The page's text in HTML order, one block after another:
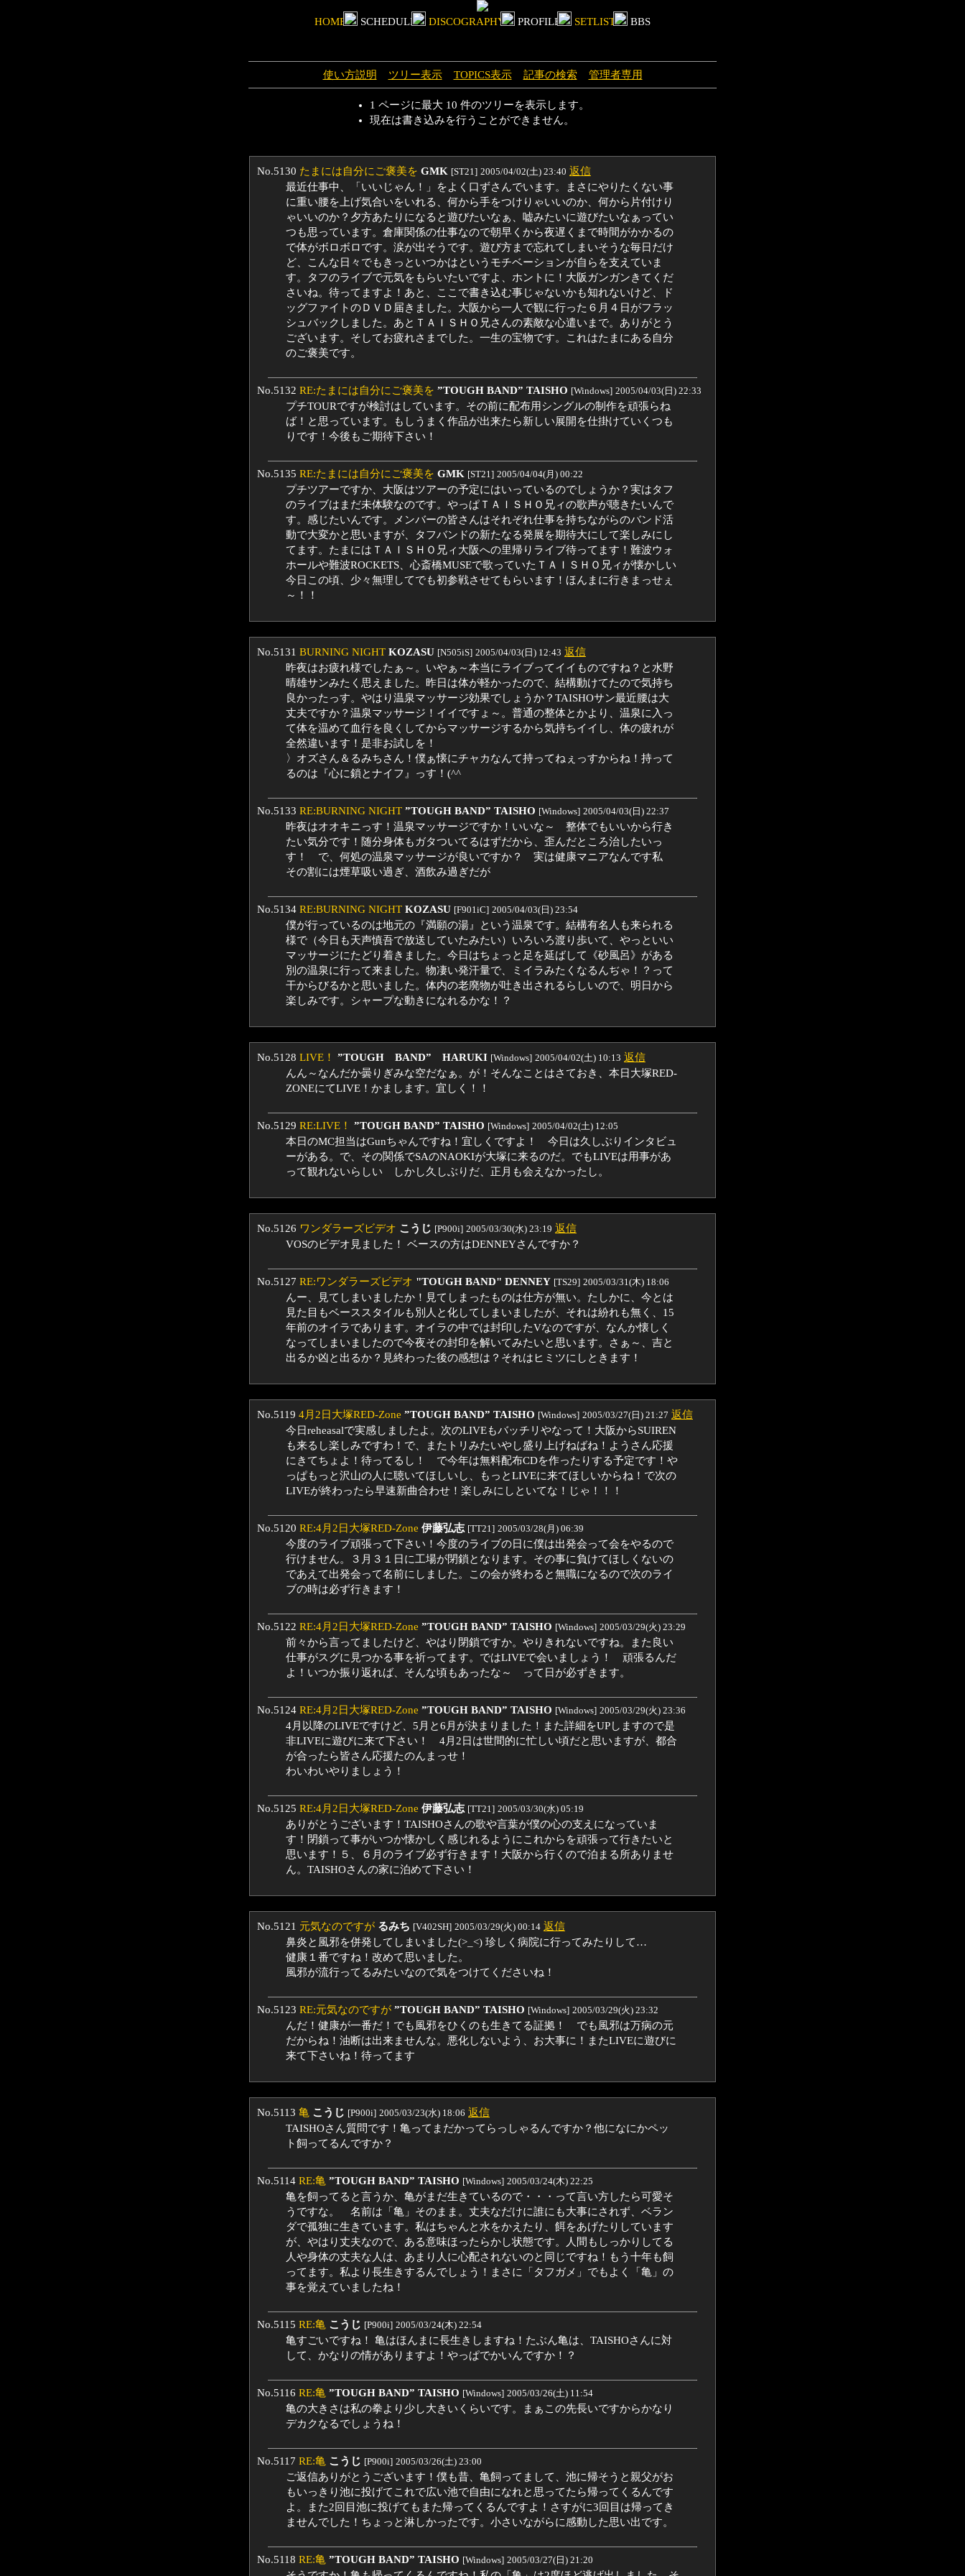
使い方説明 ツリー表示 TOPICS表示 記事の検索 管理者専用
1 ページに最大 10 件のツリーを表示します。
現在は書き込みを行うことができません。
No.5130 たまには自分にご褒美を GMK [ST21] 2005/04/02(土) 23:40 返信
最近仕事中、「いいじゃん！」をよく口ずさんでいます。まさにやりたくない事
に重い腰を上げ気合いをいれる、何から手をつけりゃいいのか、何から片付けり
ゃいいのか？夕方あたりになると遊びたいなぁ、嘘みたいに遊びたいなぁってい
つも思っています。倉庫関係の仕事なので朝早くから夜遅くまで時間がかかるの
で体がボロボロです。涙が出そうです。遊び方まで忘れてしまいそうな毎日だけ
ど、こんな日々でもきっといつかはというモチベーションが自らを支えていま
す。タフのライブで元気をもらいたいですよ、ホントに！大阪ガンガンきてくだ
さいね。待ってますよ！あと、ここで書き込む事じゃないかも知れないけど、ド
ッグファイトのＤＶＤ届きました。大阪から一人で観に行った６月４日がフラッ
シュバックしました。あとＴＡＩＳＨＯ兄さんの素敵な心遣いまで。ありがとう
ございます。そしてお疲れさまでした。一生の宝物です。これはたまにある自分
のご褒美です。
No.5132 RE:たまには自分にご褒美を ”TOUGH BAND” TAISHO [Windows] 2005/04/03(日) 22:33
プチTOURですが検討はしています。その前に配布用シングルの制作を頑張らね
ば！と思っています。もしうまく作品が出来たら新しい展開を仕掛けていくつも
りです！今後もご期待下さい！
No.5135 RE:たまには自分にご褒美を GMK [ST21] 2005/04/04(月) 00:22
プチツアーですか、大阪はツアーの予定にはいっているのでしょうか？実はタフ
のライブはまだ未体験なのです。やっぱＴＡＩＳＨＯ兄ィの歌声が聴きたいんで
す。感じたいんです。メンバーの皆さんはそれぞれ仕事を持ちながらのバンド活
動で大変かと思いますが、タフバンドの新たなる発展を期待大にして楽しみにし
てます。たまにはＴＡＩＳＨＯ兄ィ大阪への里帰りライブ待ってます！難波ウォ
ホールや難波ROCKETS、心斎橋MUSEで歌っていたＴＡＩＳＨＯ兄ィが懐かしい
今日この頃、少々無理してでも初参戦させてもらいます！ほんまに行きまっせぇ
～！！
No.5131 BURNING NIGHT KOZASU [N505iS] 2005/04/03(日) 12:43 返信
昨夜はお疲れ様でしたぁ～。いやぁ～本当にライブってイイものですね？と水野
晴雄サンみたく思えました。昨日は体が軽かったので、結構動けてたので気持ち
良かったっす。やはり温泉マッサージ効果でしょうか？TAISHOサン最近腰は大
丈夫ですか？温泉マッサージ！イイですょ～。普通の整体とかより、温泉に入っ
て体を温めて血行を良くしてからマッサージするから気持ちイイし、体の疲れが
全然違います！是非お試しを！
〉オズさん＆るみちさん！僕ぁ懐にチャカなんて持ってねぇっすからね！持って
るのは『心に鎖とナイフ』っす！(^^ゞ
No.5133 RE:BURNING NIGHT ”TOUGH BAND” TAISHO [Windows] 2005/04/03(日) 22:37
昨夜はオオキニっす！温泉マッサージですか！いいな～ 整体でもいいから行き
たい気分です！随分身体もガタついてるはずだから、歪んだところ治したいっ
す！ で、何処の温泉マッサージが良いですか？ 実は健康マニアなんです私
その割には煙草吸い過ぎ、酒飲み過ぎだが
No.5134 RE:BURNING NIGHT KOZASU [F901iC] 2005/04/03(日) 23:54
僕が行っているのは地元の『満願の湯』という温泉です。結構有名人も来られる
様で（今日も天声慎吾で放送していたみたい）いろいろ渡り歩いて、やっといい
マッサージにたどり着きました。今日はちょっと足を延ばして《砂風呂》がある
別の温泉に行って来ました。物凄い発汗量で、ミイラみたくなるんぢゃ！？って
干からびるかと思いました。体内の老廃物が吐き出されるらしいので、明日から
楽しみです。シャープな動きになれるかな！？
No.5128 LIVE！ ”TOUGH BAND” HARUKI [Windows] 2005/04/02(土) 10:13 返信
んん～なんだか曇りぎみな空だなぁ。が！そんなことはさておき、本日大塚RED-
ZONEにてLIVE！かまします。宜しく！！
No.5129 RE:LIVE！ ”TOUGH BAND” TAISHO [Windows] 2005/04/02(土) 12:05
本日のMC担当はGunちゃんですね！宜しくですよ！ 今日は久しぶりインタビュ
ーがある。で、その関係でSAのNAOKIが大塚に来るのだ。でもLIVEは用事があ
って観れないらしい しかし久しぶりだ、正月も会えなかったし。
No.5126 ワンダラーズビデオ こうじ [P900i] 2005/03/30(水) 23:19 返信
VOSのビデオ見ました！ ベースの方はDENNEYさんですか？
No.5127 RE:ワンダラーズビデオ "TOUGH BAND" DENNEY [TS29] 2005/03/31(木) 18:06
んー、見てしまいましたか！見てしまったものは仕方が無い。たしかに、今とは
見た目もベーススタイルも別人と化してしまいましたが、それは紛れも無く、15
年前のオイラであります。オイラの中では封印したVなのですが、なんか懐しく
なってしまいましたので今夜その封印を解いてみたいと思います。さぁ～、吉と
出るか凶と出るか？見終わった後の感想は？それはヒミツにしときます！
No.5119 4月2日大塚RED-Zone ”TOUGH BAND” TAISHO [Windows] 2005/03/27(日) 21:27 返信
今日reheasalで実感しましたよ。次のLIVEもバッチリやなって！大阪からSUIREN
も来るし楽しみですわ！で、またトリみたいやし盛り上げねばね！ようさん応援
にきてちょよ！待ってるし！ で今年は無料配布CDを作ったりする予定です！や
っぱもっと沢山の人に聴いてほしいし、もっとLIVEに来てほしいからね！で次の
LIVEが終わったら早速新曲合わせ！楽しみにしといてな！じゃ！！！
No.5120 RE:4月2日大塚RED-Zone 伊藤弘志 [TT21] 2005/03/28(月) 06:39
今度のライブ頑張って下さい！今度のライブの日に僕は出発会って会をやるので
行けません。３月３１日に工場が閉鎖となります。その事に負けてほしくないの
であえて出発会って名前にしました。この会が終わると無職になるので次のライ
ブの時は必ず行きます！
No.5122 RE:4月2日大塚RED-Zone ”TOUGH BAND” TAISHO [Windows] 2005/03/29(火) 23:29
前々から言ってましたけど、やはり閉鎖ですか。やりきれないですね。また良い
仕事がスグに見つかる事を祈ってます。ではLIVEで会いましょう！ 頑張るんだ
よ！いつか振り返れば、そんな頃もあったな～ って日が必ずきます。
No.5124 RE:4月2日大塚RED-Zone ”TOUGH BAND” TAISHO [Windows] 2005/03/29(火) 23:36
4月以降のLIVEですけど、5月と6月が決まりました！また詳細をUPしますので是
非LIVEに遊びに来て下さい！ 4月2日は世間的に忙しい頃だと思いますが、都合
が合ったら皆さん応援たのんまっせ！
わいわいやりましょう！
No.5125 RE:4月2日大塚RED-Zone 伊藤弘志 [TT21] 2005/03/30(水) 05:19
ありがとうございます！TAISHOさんの歌や言葉が僕の心の支えになっていま
す！閉鎖って事がいつか懐かしく感じれるようにこれからを頑張って行きたいと
思います！５、６月のライブ必ず行きます！大阪から行くので泊まる所ありませ
ん。TAISHOさんの家に泊めて下さい！
No.5121 元気なのですが るみち [V402SH] 2005/03/29(火) 00:14 返信
鼻炎と風邪を併発してしまいました(>_<) 珍しく病院に行ってみたりして…
健康１番ですね！改めて思いました。
風邪が流行ってるみたいなので気をつけてくださいね！
No.5123 RE:元気なのですが ”TOUGH BAND” TAISHO [Windows] 2005/03/29(火) 23:32
んだ！健康が一番だ！でも風邪をひくのも生きてる証拠！ でも風邪は万病の元
だからね！油断は出来ませんな。悪化しないよう、お大事に！またLIVEに遊びに
来て下さいね！待ってます
No.5113 亀 こうじ [P900i] 2005/03/23(水) 18:06 返信
TAISHOさん質問です！亀ってまだかってらっしゃるんですか？他になにかペッ
ト飼ってるんですか？
No.5114 RE:亀 ”TOUGH BAND” TAISHO [Windows] 2005/03/24(木) 22:25
亀を飼ってると言うか、亀がまだ生きているので・・・って言い方したら可愛そ
うですな。 名前は「亀」そのまま。丈夫なだけに誰にも大事にされず、ベラン
ダで孤独に生きています。私はちゃんと水をかえたり、餌をあげたりしています
が、やはり丈夫なので、ある意味ほったらかし状態です。人間もしっかりしてる
人や身体の丈夫な人は、あまり人に心配されないのと同じですね！もう十年も飼
ってます。私より長生きするんでしょう！まさに「タフガメ」でもよく「亀」の
事を覚えていましたね！
No.5115 RE:亀 こうじ [P900i] 2005/03/24(木) 22:54
亀すごいですね！ 亀はほんまに長生きしますね！たぶん亀は、TAISHOさんに対
して、かなりの情がありますよ！やっぱでかいんですか！？
No.5116 RE:亀 ”TOUGH BAND” TAISHO [Windows] 2005/03/26(土) 11:54
亀の大きさは私の拳より少し大きいくらいです。まぁこの先長いですからかなり
デカクなるでしょうね！
No.5117 RE:亀 こうじ [P900i] 2005/03/26(土) 23:00
ご返信ありがとうございます！僕も昔、亀飼ってまして、池に帰そうと親父がお
もいっきり池に投げてこれで広い池で自由になれと思ってたら帰ってくるんです
よ。また2回目池に投げてもまた帰ってくるんですよ！さすがに3回目は帰ってき
ませんでした！ちょっと淋しかったです。小さいながらに感動した思い出です。
No.5118 RE:亀 ”TOUGH BAND” TAISHO [Windows] 2005/03/27(日) 21:20